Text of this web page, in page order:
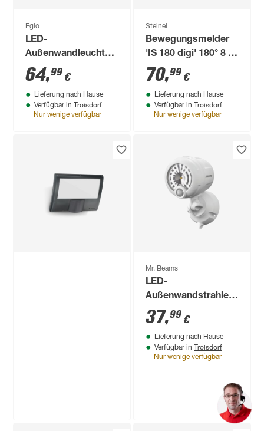
Eglo
LED-
Außenwandleuchte
'Atollari' mit
Bewegungssensor
4,9 W 720 lm
warmweiß IP 44 10 x
64,99 €
Lieferung nach Hause
Verfügbar in Troisdorf
Nur wenige verfügbar
Steinel
Bewegungsmelder
'IS 180 digi' 180° 8 m
weiß mit smartem
Sensor
70,99 €
Lieferung nach Hause
Verfügbar in Troisdorf
Nur wenige verfügbar
Mr. Beams
LED-
Außenwandstrahler
'MB360XT' mit
Bewegungssensor
200 lm neutralweiß
IP 66 Ø 9 x 16 cm
37,99 €
Lieferung nach Hause
Verfügbar in Troisdorf
Nur wenige verfügbar